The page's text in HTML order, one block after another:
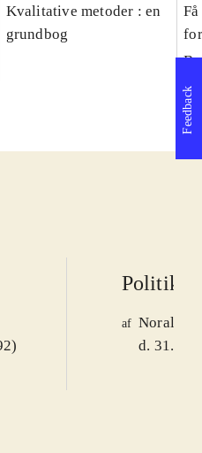
Kvalitative metoder : en
grundbog
Politiken
af Noralv
d. 31.
Feedback